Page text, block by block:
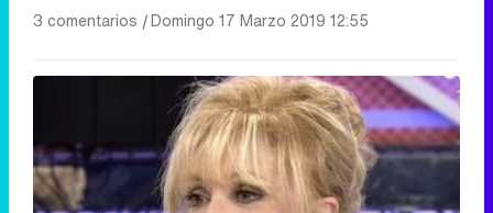
3 comentarios |Domingo 17 Marzo 2019 12:55